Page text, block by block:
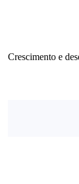
Crescimento e